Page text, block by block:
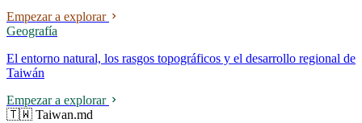
Empezar a explorar
Geografía
El entorno natural, los rasgos topográficos y el desarrollo regional de
Taiwán
Empezar a explorar
🇹🇼 Taiwan.md